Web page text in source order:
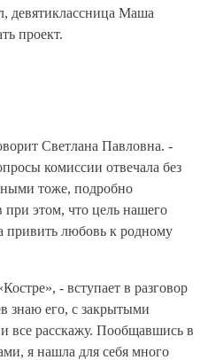
девятиклассница Маша
проект.
Светлана Павловна. -
комиссии отвечала без
тоже, подробно
при этом, что цель нашего
привить любовь к родному
- вступает в разговор
знаю его, с закрытыми
все расскажу. Пообщавшись в
я нашла для себя много